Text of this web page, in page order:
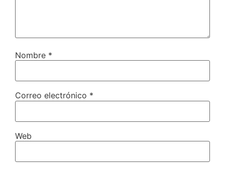
Nombre *
Correo electrónico *
Web